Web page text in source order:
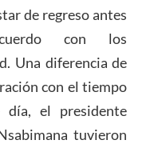
de regreso antes
con los
Una diferencia de
con el tiempo
el presidente
tuvieron